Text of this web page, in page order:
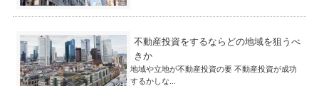
不動産投資をするならどの地域を狙うべ
きか
地域や立地が不動産投資の要 不動産投資が成功
するかしな...